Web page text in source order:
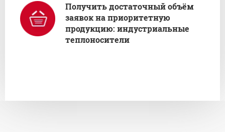
Получить достаточный объём
заявок на приоритетную
продукцию: индустриальные
теплоносители